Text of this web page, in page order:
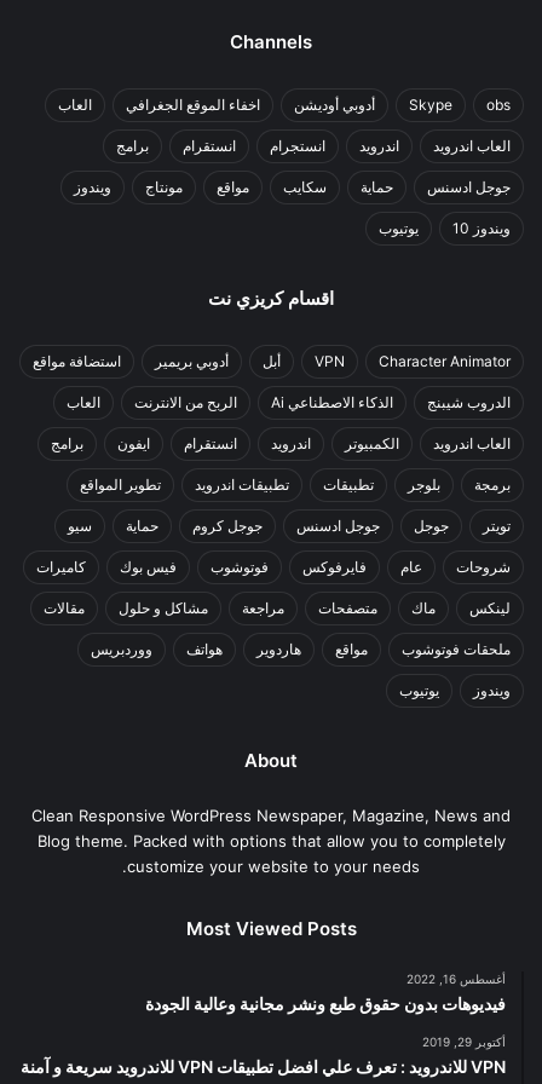
Channels
obs
Skype أدوبي أوديشن اخفاء الموقع الجغرافي العاب
العاب اندرويد اندرويد انستجرام انستقرام برامج
جوجل ادسنس حماية سكايب مواقع مونتاج ويندوز
ويندوز 10 يوتيوب
اقسام كريزي نت
Character Animator
VPN أبل أدوبي بريمير استضافة مواقع
الدروب شيبنج الذكاء الاصطناعي Ai الربح من الانترنت العاب
العاب اندرويد الكمبيوتر اندرويد انستقرام ايفون برامج
برمجة بلوجر تطبيقات تطبيقات اندرويد تطوير المواقع
تويتر جوجل جوجل ادسنس جوجل كروم حماية سيو
شروحات عام فايرفوكس فوتوشوب فيس بوك كاميرات
لينكس ماك متصفحات مراجعة مشاكل و حلول مقالات
ملحقات فوتوشوب مواقع هاردوير هواتف ووردبريس
ويندوز يوتيوب
About
Clean Responsive WordPress Newspaper, Magazine, News and
Blog theme. Packed with options that allow you to completely
customize your website to your needs.
Most Viewed Posts
أغسطس 16, 2022
فيديوهات بدون حقوق طبع ونشر مجانية وعالية الجودة
أكتوبر 29, 2019
VPN للاندرويد : تعرف علي افضل تطبيقات VPN للاندرويد سريعة و آمنة